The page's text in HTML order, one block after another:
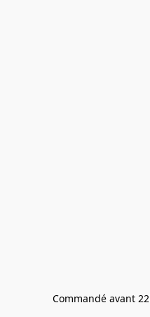
Commandé avant